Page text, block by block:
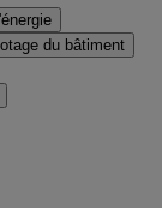
du bâtiment